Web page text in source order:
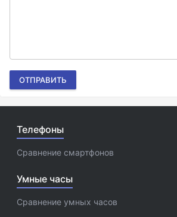
ОТПРАВИТЬ
Телефоны
Сравнение смартфонов
Умные часы
Сравнение умных часов